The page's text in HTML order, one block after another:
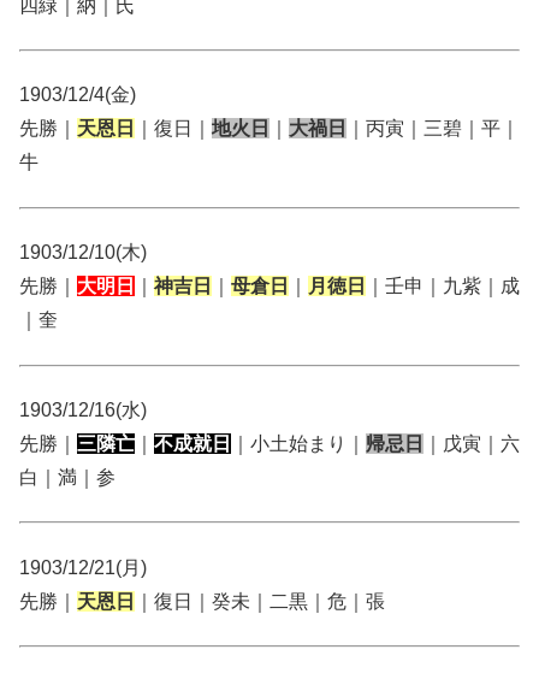
四緑｜納｜氏
1903/12/4(金)
先勝｜ 天恩日 ｜復日｜ 地火日 大禍日
｜丙寅｜三碧｜平｜
牛
1903/12/10(木)
先勝｜ 大明日 神吉日 母倉日 月徳日
｜壬申｜九紫｜成
｜奎
1903/12/16(水)
先勝｜ 三隣亡 不成就日 ｜小土始まり｜ 帰忌日
｜戊寅｜六
白｜満｜参
1903/12/21(月)
先勝｜ 天恩日 ｜復日｜癸未｜二黒｜危｜張